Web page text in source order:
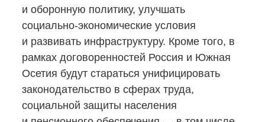
и оборонную политику, улучшать
социально-экономические условия
и развивать инфраструктуру. Кроме того, в
рамках договоренностей Россия и Южная
Осетия будут стараться унифицировать
законодательство в сферах труда,
социальной защиты населения